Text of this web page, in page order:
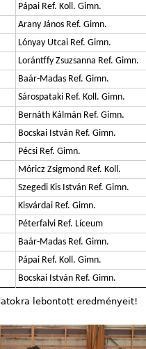
Pápai Ref. Koll. Gimn.
Arany János Ref. Gimn.
Lónyay Utcai Ref. Gimn.
Lorántffy Zsuzsanna Ref. Gimn.
Baár-Madas Ref. Gimn.
Sárospataki Ref. Koll. Gimn.
Bernáth Kálmán Ref. Gimn.
Bocskai István Ref. Gimn.
Pécsi Ref. Gimn.
Móricz Zsigmond Ref. Koll.
Szegedi Kis István Ref. Gimn.
Kisvárdai Ref. Gimn.
Péterfalvi Ref. Líceum
Baár-Madas Ref. Gimn.
Pápai Ref. Koll. Gimn.
Bocskai István Ref. Gimn.
lebontott eredményeit!